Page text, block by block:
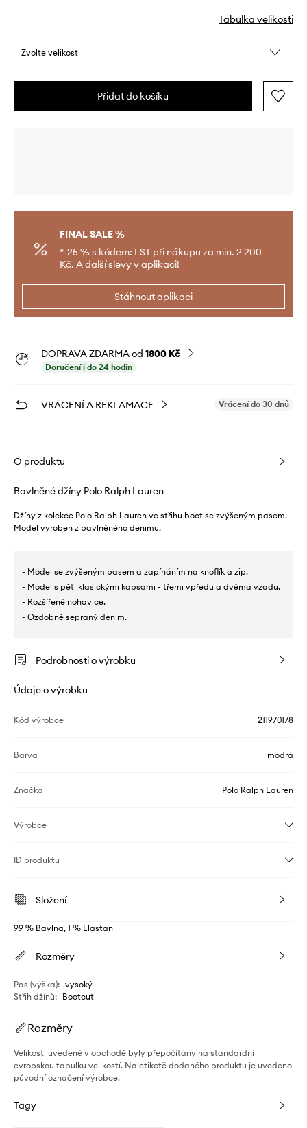
Tabulka velikosti
Zvolte velikost
Přidat do košíku
FINAL SALE %
*-25 % s kódem: LST při nákupu za min. 2 200
Kč. A další slevy v aplikaci!
Stáhnout aplikaci
DOPRAVA ZDARMA od 1800 Kč
Doručení i do 24 hodin
VRÁCENÍ A REKLAMACE Vrácení do 30 dnů
O produktu
Bavlněné džíny Polo Ralph Lauren
Džíny z kolekce Polo Ralph Lauren ve střihu boot se zvýšeným pasem.
Model vyroben z bavlněného denimu.
- Model se zvýšeným pasem a zapínáním na knoflík a zip.
- Model s pěti klasickými kapsami - třemi vpředu a dvěma vzadu.
- Rozšířené nohavice.
- Ozdobně sepraný denim.
Podrobnosti o výrobku
Údaje o výrobku
Kód výrobce 211970178
Barva modrá
Značka Polo Ralph Lauren
Výrobce
ID produktu
Složení
99 % Bavlna, 1 % Elastan
Rozměry
Pas (výška): vysoký
Střih džínů: Bootcut
Rozměry
Velikosti uvedené v obchodě byly přepočítány na standardní
evropskou tabulku velikostí. Na etiketě dodaného produktu je uvedeno
původní označení výrobce.
Tagy